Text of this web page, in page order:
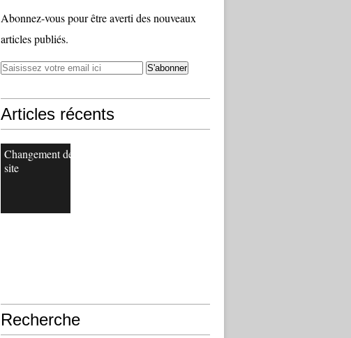
Abonnez-vous pour être averti des nouveaux
articles publiés.
Articles récents
Changement de
site
Recherche